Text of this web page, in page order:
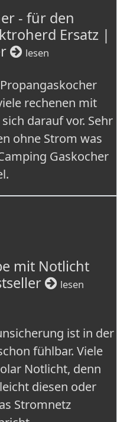
- für den
Ersatz |
lesen
rechenen mit
darauf vor. Sehr
ohne Strom was
Gaskocher
mit Notlicht
lesen
ist in der
fühlbar. Viele
Notlicht, denn
diesen oder
Stromnetz